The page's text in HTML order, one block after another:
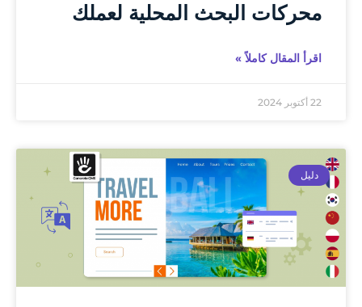
محركات البحث المحلية لعملك
اقرأ المقال كاملاً »
22 أكتوبر 2024
دليل